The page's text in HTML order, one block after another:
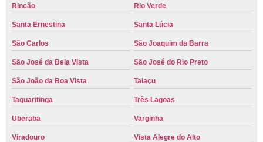
Rincão Rio Verde
Santa Ernestina Santa Lúcia
São Carlos São Joaquim da Barra
São José da Bela Vista São José do Rio Preto
São João da Boa Vista Taiaçu
Taquaritinga Três Lagoas
Uberaba Varginha
Viradouro Vista Alegre do Alto